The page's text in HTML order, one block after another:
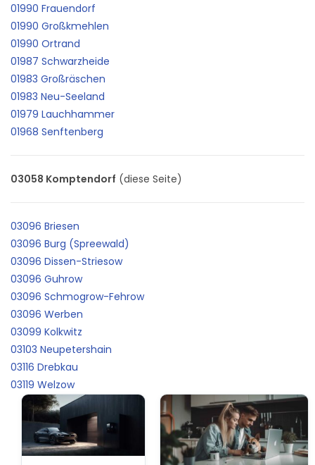
01990 Frauendorf
01990 Großkmehlen
01990 Ortrand
01987 Schwarzheide
01983 Großräschen
01983 Neu-Seeland
01979 Lauchhammer
01968 Senftenberg
03058 Komptendorf (diese Seite)
03096 Briesen
03096 Burg (Spreewald)
03096 Dissen-Striesow
03096 Guhrow
03096 Schmogrow-Fehrow
03096 Werben
03099 Kolkwitz
03103 Neupetershain
03116 Drebkau
03119 Welzow